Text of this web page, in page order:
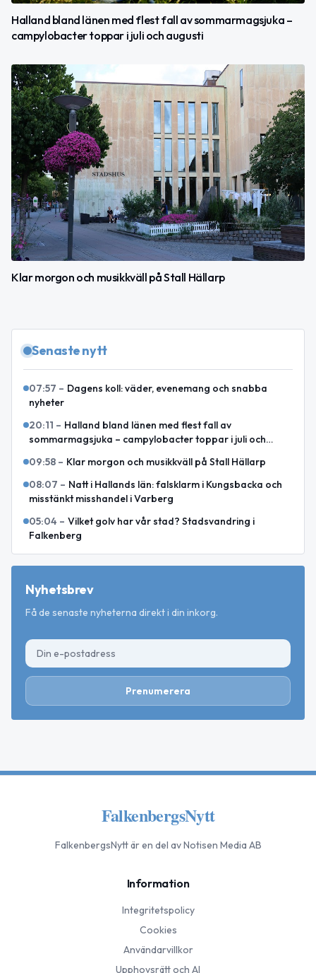
Halland bland länen med flest fall av sommarmagsjuka –
campylobacter toppar i juli och augusti
Klar morgon och musikkväll på Stall Hällarp
Senaste nytt
07:57 – Dagens koll: väder, evenemang och snabba
nyheter
20:11 – Halland bland länen med flest fall av
sommarmagsjuka – campylobacter toppar i juli och
09:58 – Klar morgon och musikkväll på Stall Hällarp
08:07 – Natt i Hallands län: falsklarm i Kungsbacka och
misstänkt misshandel i Varberg
05:04 – Vilket golv har vår stad? Stadsvandring i
Falkenberg
Nyhetsbrev
Få de senaste nyheterna direkt i din inkorg.
Prenumerera
FalkenbergsNytt
FalkenbergsNyttär en del av Notisen Media AB
Information
Integritetspolicy
Cookies
Användarvillkor
Upphovsrätt och AI